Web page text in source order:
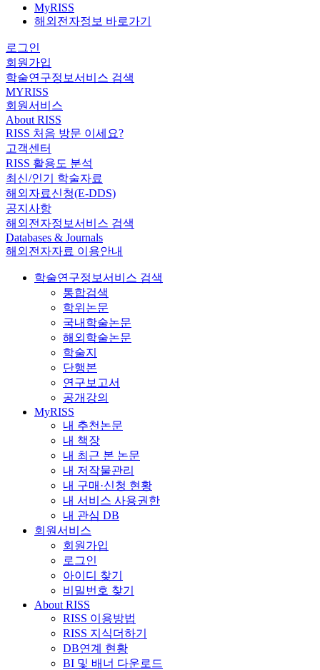
MyRISS
해외전자정보 바로가기
로그인
회원가입
학술연구정보서비스 검색
MYRISS
회원서비스
About RISS
RISS 처음 방문 이세요?
고객센터
RISS 활용도 분석
최신/인기 학술자료
해외자료신청(E-DDS)
공지사항
해외전자정보서비스 검색
Databases & Journals
해외전자자료 이용안내
학술연구정보서비스 검색
통합검색
학위논문
국내학술논문
해외학술논문
학술지
단행본
연구보고서
공개강의
MyRISS
내 추천논문
내 책장
내 최근 본 논문
내 저작물관리
내 구매·신청 현황
내 서비스 사용권한
내 관심 DB
회원서비스
회원가입
로그인
아이디 찾기
비밀번호 찾기
About RISS
RISS 이용방법
RISS 지식더하기
DB연계 현황
BI 및 배너 다운로드